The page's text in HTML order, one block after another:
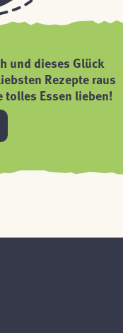
und dieses Glück
Rezepte raus
tolles Essen lieben!